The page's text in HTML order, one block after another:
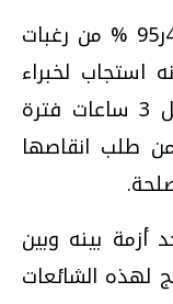
مؤكدا أن الحركة القضائية حققت 4ر95 % من رغبات
استجاب لخبراء
وزارة العدل في العودة الي العمل 3 ساعات فترة
طلب انقاصها
أزمة بينه وبين
لهذه الشائعات